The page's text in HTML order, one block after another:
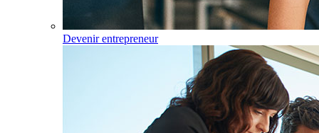
Devenir entrepreneur